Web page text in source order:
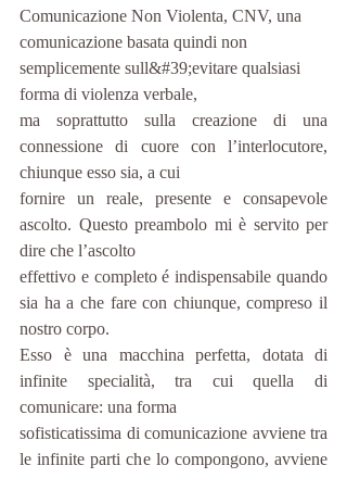
Comunicazione Non Violenta, CNV, una
comunicazione basata quindi non
semplicemente sull&#39;evitare qualsiasi
forma di violenza verbale,
ma soprattutto sulla creazione di una
connessione di cuore con l’interlocutore,
chiunque esso sia, a cui
fornire un reale, presente e consapevole
ascolto. Questo preambolo mi è servito per
dire che l’ascolto
effettivo e completo é indispensabile quando
sia ha a che fare con chiunque, compreso il
nostro corpo.
Esso è una macchina perfetta, dotata di
infinite specialità, tra cui quella di
comunicare: una forma
sofisticatissima di comunicazione avviene tra
le infinite parti che lo compongono, avviene